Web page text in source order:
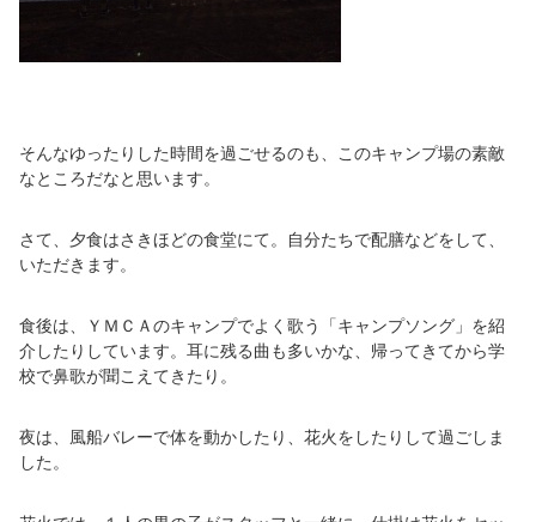
そんなゆったりした時間を過ごせるのも、このキャンプ場の素敵
なところだなと思います。
さて、夕食はさきほどの食堂にて。自分たちで配膳などをして、
いただきます。
食後は、ＹＭＣＡのキャンプでよく歌う「キャンプソング」を紹
介したりしています。耳に残る曲も多いかな、帰ってきてから学
校で鼻歌が聞こえてきたり。
夜は、風船バレーで体を動かしたり、花火をしたりして過ごしま
した。